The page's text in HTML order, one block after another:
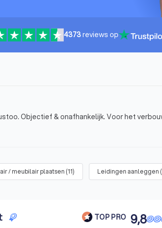
4373reviews op
Objectief & onafhankelijk. Voor het
/ meubilair plaatsen (11) Leidingen aanleggen (
TOP PRO 9,8